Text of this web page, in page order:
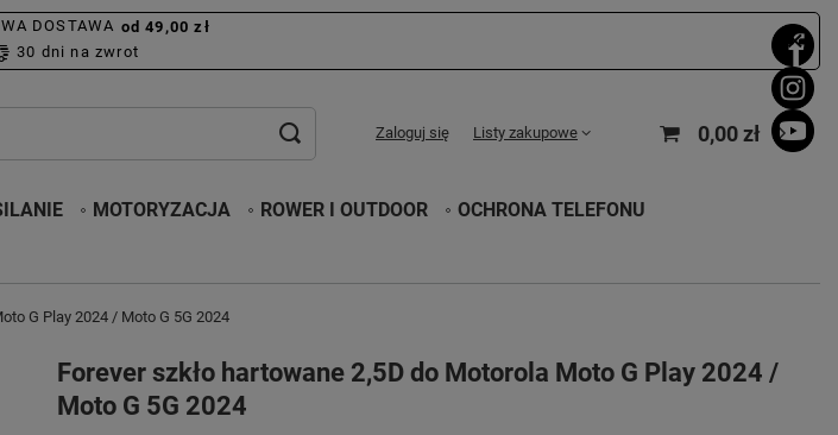
DOSTAWA od 49,00 zł
30 dni na zwrot
Zaloguj się Listy zakupowe 0,00 zł
MOTORYZACJA ROWER I OUTDOOR
OCHRONA TELEFONU
G Play 2024 / Moto G 5G 2024
Forever szkło hartowane 2,5D do Motorola Moto G Play 2024 /
Moto G 5G 2024